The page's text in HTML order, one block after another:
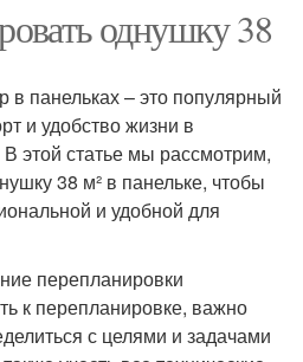
однушку 38
в панельках – это популярный
и удобство жизни в
этой статье мы рассмотрим,
38 м² в панельке, чтобы
и удобной для
перепланировки
к перепланировке, важно
с целями и задачами